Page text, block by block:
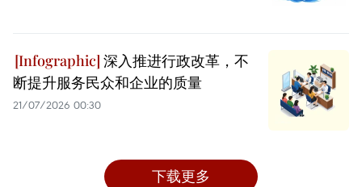
深入推进行政改革，不
断提升服务民众和企业的质量
21/07/2026 00:30
下载更多